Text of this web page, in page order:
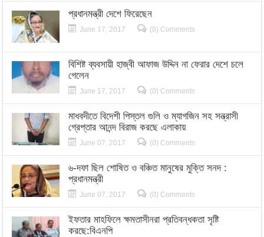
প্রধানমন্ত্রী দেশে ফিরেছেন
June 17, 2017 (0) Comments
বিশিষ্ট ব্যবসায়ী হাজ্বী আফাজ উদ্দিন না ফেরার দেশে চলে
গেলেন
June 17, 2017 (0) Comments
মাধবদীতে বিদেশী পিস্তল গুলি ও ম্যাগজিন সহ সন্ত্রাসী
গ্রেপ্তার আনন্দ বিরাজ করছে এলাকায়
June 07, 2017 (0) Comments
৬-দফা ছিল শোষিত ও বঞ্চিত মানুষের মুক্তি সনদ :
প্রধানমন্ত্রী
June 07, 2017 (0) Comments
ইফতার মাহফিলে ক্ষমতাসীনরা প্রতিবন্ধকতা সৃষ্টি
করছে:বিএনপি